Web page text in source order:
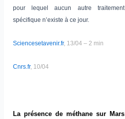
pour lequel aucun autre traitement
spécifique n’existe à ce jour.
Sciencesetavenir.fr, 13/04 – 2 min
Cnrs.fr, 10/04
La présence de méthane sur Mars